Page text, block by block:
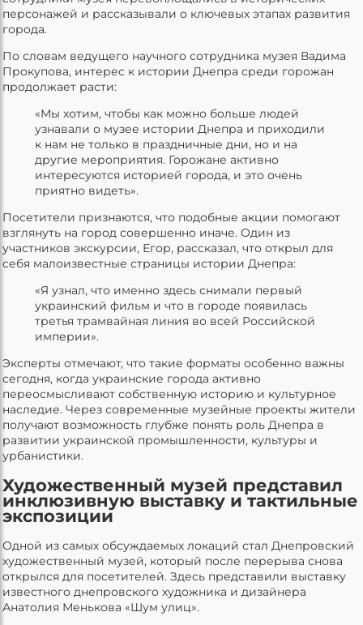
персонажей и рассказывали о ключевых этапах развития
города.
По словам ведущего научного сотрудника музея Вадима
Прокупова, интерес к истории Днепра среди горожан
продолжает расти:
«Мы хотим, чтобы как можно больше людей
узнавали о музее истории Днепра и приходили
к нам не только в праздничные дни, но и на
другие мероприятия. Горожане активно
интересуются историей города, и это очень
приятно видеть».
Посетители признаются, что подобные акции помогают
взглянуть на город совершенно иначе. Один из
участников экскурсии, Егор, рассказал, что открыл для
себя малоизвестные страницы истории Днепра:
«Я узнал, что именно здесь снимали первый
украинский фильм и что в городе появилась
третья трамвайная линия во всей Российской
империи».
Эксперты отмечают, что такие форматы особенно важны
сегодня, когда украинские города активно
переосмысливают собственную историю и культурное
наследие. Через современные музейные проекты жители
получают возможность глубже понять роль Днепра в
развитии украинской промышленности, культуры и
урбанистики.
Художественный музей представил
инклюзивную выставку и тактильные
экспозиции
Одной из самых обсуждаемых локаций стал Днепровский
художественный музей, который после перерыва снова
открылся для посетителей. Здесь представили выставку
известного днепровского художника и дизайнера
Анатолия Менькова «Шум улиц».